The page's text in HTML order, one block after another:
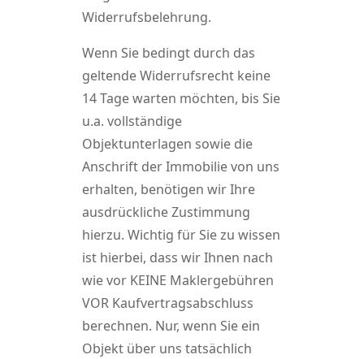
Widerrufsbelehrung.
Wenn Sie bedingt durch das
geltende Widerrufsrecht keine
14 Tage warten möchten, bis Sie
u.a. vollständige
Objektunterlagen sowie die
Anschrift der Immobilie von uns
erhalten, benötigen wir Ihre
ausdrückliche Zustimmung
hierzu. Wichtig für Sie zu wissen
ist hierbei, dass wir Ihnen nach
wie vor KEINE Maklergebühren
VOR Kaufvertragsabschluss
berechnen. Nur, wenn Sie ein
Objekt über uns tatsächlich